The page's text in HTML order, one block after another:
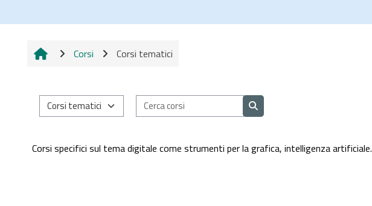
Corsi Corsi tematici
Categorie di corso Cerca corsi
Cerca corsi
Corsi specifici sul tema digitale come strumenti per la grafica, intelligenza artificiale.